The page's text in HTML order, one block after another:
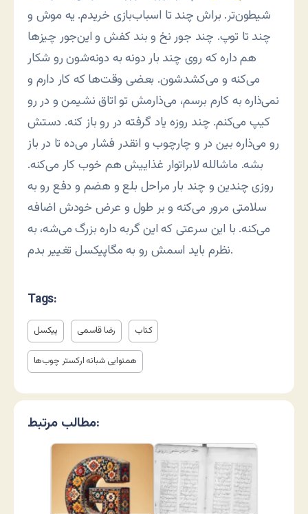
شیطون‌تر. براش چند تا اسباب‌بازی خریدم. یه موش و
چند تا توپ. چند جور نخ و بند کفش و این‌جور چیزها
هم داره که روی چند بار دونه به دونه‌شون رو شکار
می‌کنه و می‌کشدشون. بعضی وقت‌ها که کار دارم و
نمی‌ذاره به کارم برسم، می‌ذارمش تو اتاق نشیمن و در رو
کیپ می‌کنم. چند روزه یاد گرفته در رو باز کنه. دستش
رو می‌ذاره بین در و چارچوب و انقدر فشار می‌ده تا در باز
بشه. ماشالله لابراتوار غذاییش هم خوب کار می‌کنه.
روزی چندین و چند بار مراحل بلع و هضم و دفع رو به
سلامتی مرور می‌کنه و بر طول و عرض خودش اضافه
می‌کنه. با این سرعتی که این گربه داره بزرگ می‌شه، به
نظرم باید اسمش رو به مگاپیکسل تغییر بدم.
Tags:
پیکسل رضا قاسمی کتاب
همنوایی شبانه ارکستر چوب‌ها
مطالب مرتبط: